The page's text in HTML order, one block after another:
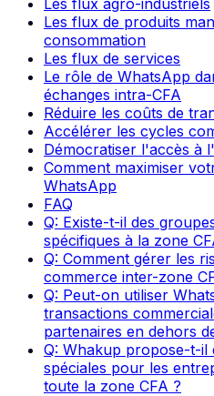
Les flux de produits
consommation
Les flux de services
Le rôle de WhatsApp
échanges intra-CFA
Réduire les coûts de
Accélérer les cycles
Démocratiser l'accès à
Comment maximiser
WhatsApp
FAQ
Q: Existe-t-il des
spécifiques à la zone
Q: Comment gérer les
commerce inter-zone
Q: Peut-on utiliser
transactions
partenaires en dehors
Q: Whakup propose-t-il
spéciales pour les
toute la zone CFA ?